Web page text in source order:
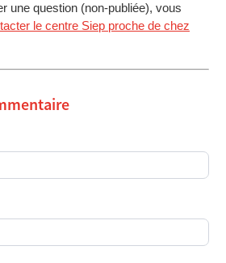
une question (non-publiée), vous
le centre Siep proche de chez